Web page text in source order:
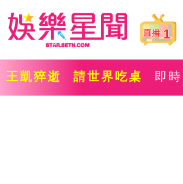
1
王凱猝逝 請世界吃桌 即時